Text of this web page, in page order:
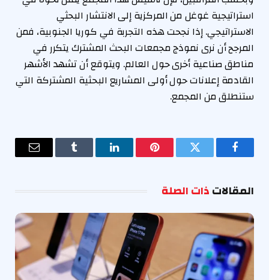
استراتيجية غوغل من المركزية إلى الانتشار البحثي
الاستراتيجي. إذا نجحت هذه التجربة في كوريا الجنوبية، فمن
المرجح أن نرى نموذج مجمعات البحث المشترك يتكرر في
مناطق صناعية أخرى حول العالم. ويتوقع أن تشهد الأشهر
القادمة إعلانات حول أولى المشاريع البحثية المشتركة التي
ستنطلق من المجمع.
فيسبوك تويتر بينتيريستلينكدإن Tumblr
البريد
المقالاتذات الصلة